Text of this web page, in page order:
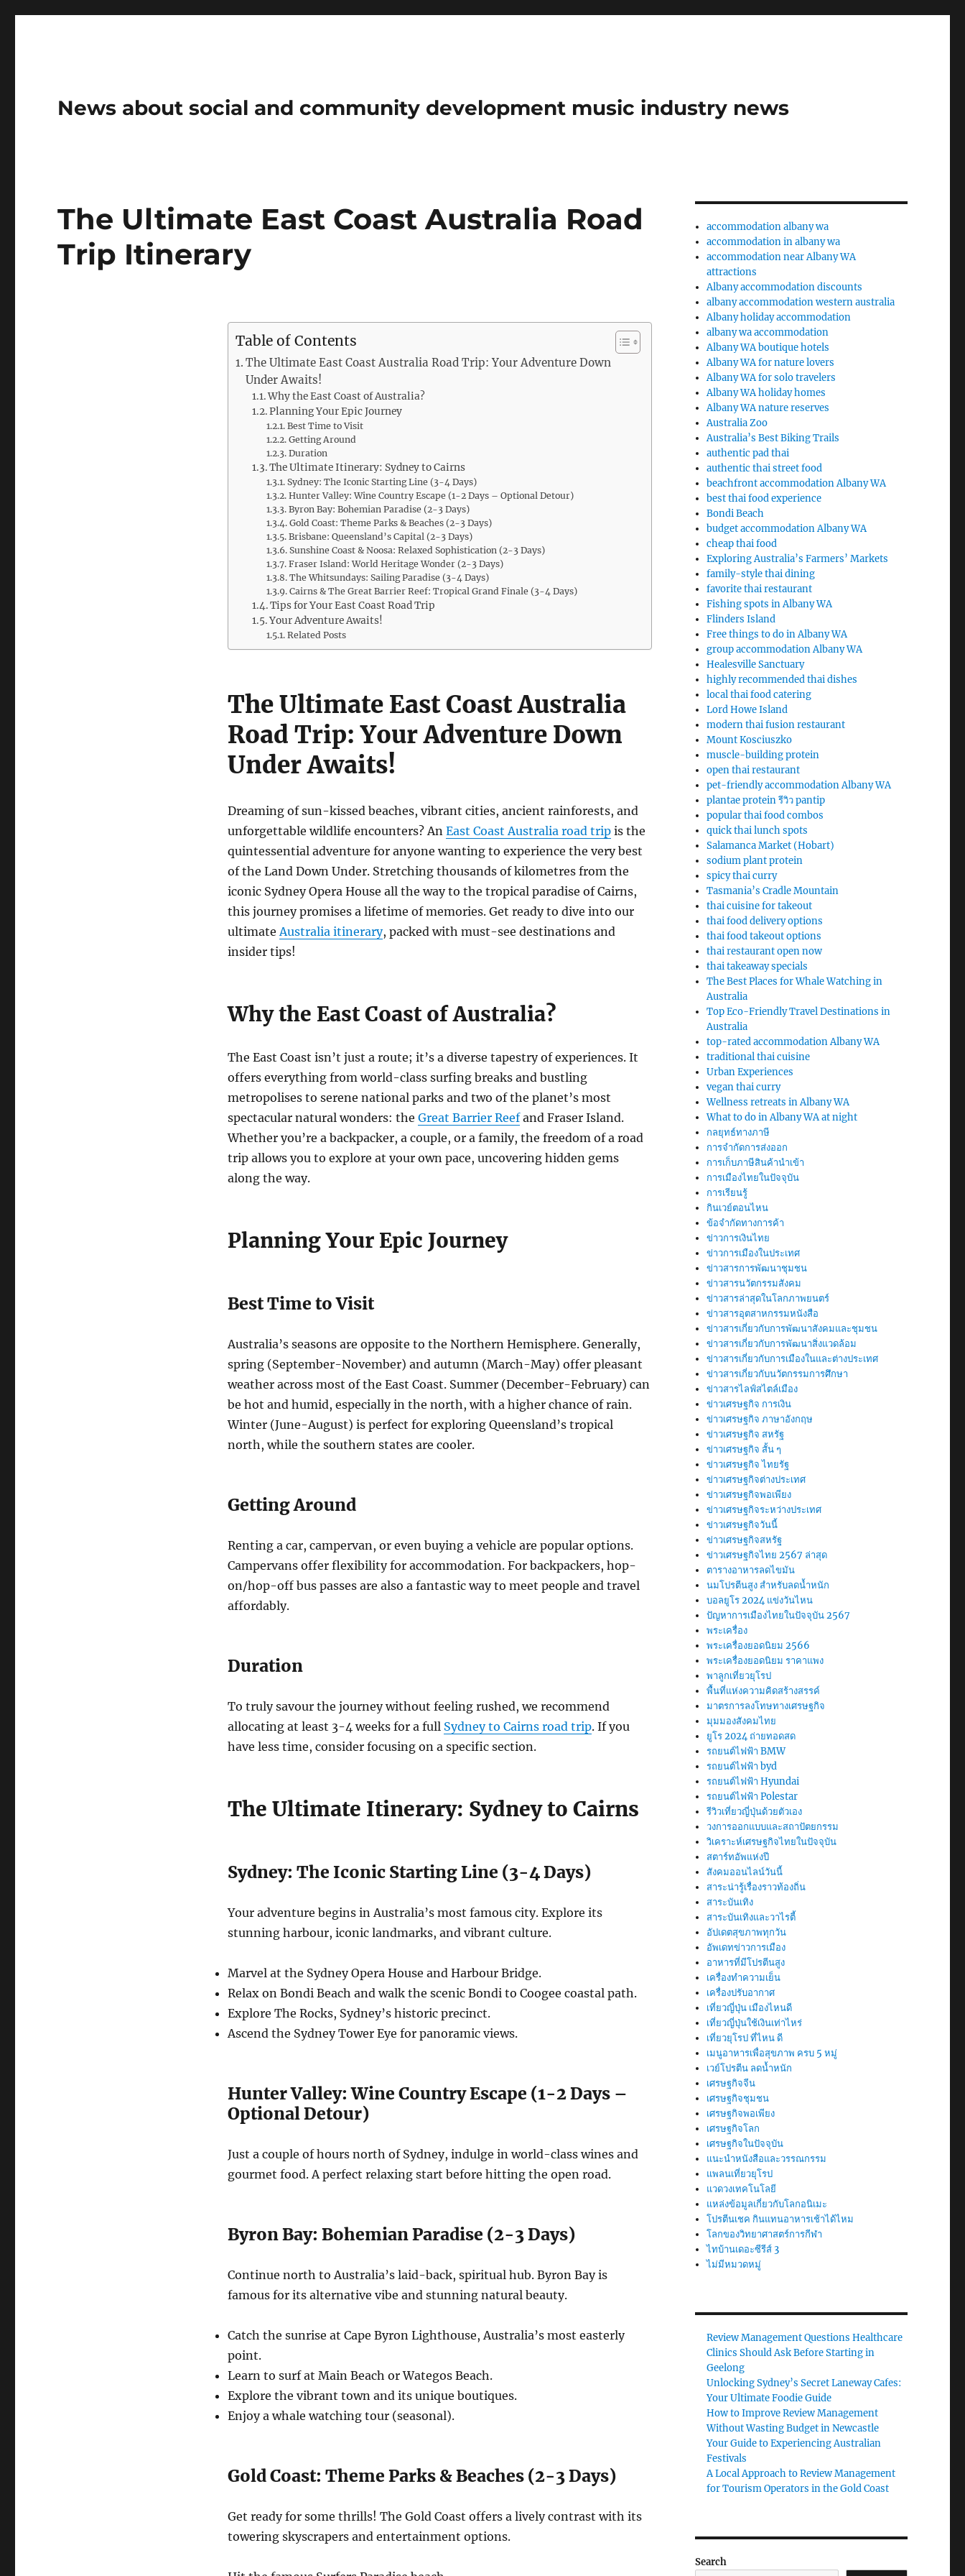
News about social and community development music industry news
The Ultimate East Coast Australia Road
Trip Itinerary
Table of Contents
The Ultimate East Coast Australia Road Trip: Your Adventure Down
Under Awaits!
Why the East Coast of Australia?
Planning Your Epic Journey
Best Time to Visit
Getting Around
Duration
The Ultimate Itinerary: Sydney to Cairns
Sydney: The Iconic Starting Line (3-4 Days)
Hunter Valley: Wine Country Escape (1-2 Days – Optional Detour)
Byron Bay: Bohemian Paradise (2-3 Days)
Gold Coast: Theme Parks & Beaches (2-3 Days)
Brisbane: Queensland’s Capital (2-3 Days)
Sunshine Coast & Noosa: Relaxed Sophistication (2-3 Days)
Fraser Island: World Heritage Wonder (2-3 Days)
The Whitsundays: Sailing Paradise (3-4 Days)
Cairns & The Great Barrier Reef: Tropical Grand Finale (3-4 Days)
Tips for Your East Coast Road Trip
Your Adventure Awaits!
Related Posts
The Ultimate East Coast Australia
Road Trip: Your Adventure Down
Under Awaits!
Dreaming of sun-kissed beaches, vibrant cities, ancient rainforests, and
unforgettable wildlife encounters? An East Coast Australia road tripis the
quintessential adventure for anyone wanting to experience the very best
of the Land Down Under. Stretching thousands of kilometres from the
iconic Sydney Opera House all the way to the tropical paradise of Cairns,
this journey promises a lifetime of memories. Get ready to dive into our
ultimateAustralia itinerary, packed with must-see destinations and
insider tips!
Why the East Coast of Australia?
The East Coast isn’t just a route; it’s a diverse tapestry of experiences. It
offers everything from world-class surfing breaks and bustling
metropolises to serene national parks and two of the planet’s most
spectacular natural wonders: the Great Barrier Reefand Fraser Island.
Whether you’re a backpacker, a couple, or a family, the freedom of a road
trip allows you to explore at your own pace, uncovering hidden gems
along the way.
Planning Your Epic Journey
Best Time to Visit
Australia’s seasons are opposite to the Northern Hemisphere. Generally,
spring (September-November) and autumn (March-May) offer pleasant
weather across most of the East Coast. Summer (December-February) can
be hot and humid, especially in the north, with a higher chance of rain.
Winter (June-August) is perfect for exploring Queensland’s tropical
north, while the southern states are cooler.
Getting Around
Renting a car, campervan, or even buying a vehicle are popular options.
Campervans offer flexibility for accommodation. For backpackers, hop-
on/hop-off bus passes are also a fantastic way to meet people and travel
affordably.
Duration
To truly savour the journey without feeling rushed, we recommend
allocating at least 3-4 weeks for a full Sydney to Cairns road trip. If you
have less time, consider focusing on a specific section.
The Ultimate Itinerary: Sydney to Cairns
Sydney: The Iconic Starting Line (3-4 Days)
Your adventure begins in Australia’s most famous city. Explore its
stunning harbour, iconic landmarks, and vibrant culture.
Marvel at the Sydney Opera House and Harbour Bridge.
Relax on Bondi Beach and walk the scenic Bondi to Coogee coastal path.
Explore The Rocks, Sydney’s historic precinct.
Ascend the Sydney Tower Eye for panoramic views.
Hunter Valley: Wine Country Escape (1-2 Days –
Optional Detour)
Just a couple of hours north of Sydney, indulge in world-class wines and
gourmet food. A perfect relaxing start before hitting the open road.
Byron Bay: Bohemian Paradise (2-3 Days)
Continue north to Australia’s laid-back, spiritual hub. Byron Bay is
famous for its alternative vibe and stunning natural beauty.
Catch the sunrise at Cape Byron Lighthouse, Australia’s most easterly
point.
Learn to surf at Main Beach or Wategos Beach.
Explore the vibrant town and its unique boutiques.
Enjoy a whale watching tour (seasonal).
Gold Coast: Theme Parks & Beaches (2-3 Days)
Get ready for some thrills! The Gold Coast offers a lively contrast with its
towering skyscrapers and entertainment options.
accommodation albany wa
accommodation in albany wa
accommodation near Albany WA
attractions
Albany accommodation discounts
albany accommodation western australia
Albany holiday accommodation
albany wa accommodation
Albany WA boutique hotels
Albany WA for nature lovers
Albany WA for solo travelers
Albany WA holiday homes
Albany WA nature reserves
Australia Zoo
Australia’s Best Biking Trails
authentic pad thai
authentic thai street food
beachfront accommodation Albany WA
best thai food experience
Bondi Beach
budget accommodation Albany WA
cheap thai food
Exploring Australia’s Farmers’ Markets
family-style thai dining
favorite thai restaurant
Fishing spots in Albany WA
Flinders Island
Free things to do in Albany WA
group accommodation Albany WA
Healesville Sanctuary
highly recommended thai dishes
local thai food catering
Lord Howe Island
modern thai fusion restaurant
Mount Kosciuszko
muscle-building protein
open thai restaurant
pet-friendly accommodation Albany WA
plantae protein รีวิว pantip
popular thai food combos
quick thai lunch spots
Salamanca Market (Hobart)
sodium plant protein
spicy thai curry
Tasmania’s Cradle Mountain
thai cuisine for takeout
thai food delivery options
thai food takeout options
thai restaurant open now
thai takeaway specials
The Best Places for Whale Watching in
Australia
Top Eco-Friendly Travel Destinations in
Australia
top-rated accommodation Albany WA
traditional thai cuisine
Urban Experiences
vegan thai curry
Wellness retreats in Albany WA
What to do in Albany WA at night
กลยุทธ์ทางภาษี
การจำกัดการส่งออก
การเก็บภาษีสินค้านำเข้า
การเมืองไทยในปัจจุบัน
การเรียนรู้
กินเวย์ตอนไหน
ข้อจำกัดทางการค้า
ข่าวการเงินไทย
ข่าวการเมืองในประเทศ
ข่าวสารการพัฒนาชุมชน
ข่าวสารนวัตกรรมสังคม
ข่าวสารล่าสุดในโลกภาพยนตร์
ข่าวสารอุตสาหกรรมหนังสือ
ข่าวสารเกี่ยวกับการพัฒนาสังคมและชุมชน
ข่าวสารเกี่ยวกับการพัฒนาสิ่งแวดล้อม
ข่าวสารเกี่ยวกับการเมืองในและต่างประเทศ
ข่าวสารเกี่ยวกับนวัตกรรมการศึกษา
ข่าวสารไลฟ์สไตล์เมือง
ข่าวเศรษฐกิจ การเงิน
ข่าวเศรษฐกิจ ภาษาอังกฤษ
ข่าวเศรษฐกิจ สหรัฐ
ข่าวเศรษฐกิจ สั้น ๆ
ข่าวเศรษฐกิจ ไทยรัฐ
ข่าวเศรษฐกิจต่างประเทศ
ข่าวเศรษฐกิจพอเพียง
ข่าวเศรษฐกิจระหว่างประเทศ
ข่าวเศรษฐกิจวันนี้
ข่าวเศรษฐกิจสหรัฐ
ข่าวเศรษฐกิจไทย 2567 ล่าสุด
ตารางอาหารลดไขมัน
นมโปรตีนสูง สำหรับลดน้ำหนัก
บอลยูโร 2024 แข่งวันไหน
ปัญหาการเมืองไทยในปัจจุบัน 2567
พระเครื่อง
พระเครื่องยอดนิยม 2566
พระเครื่องยอดนิยม ราคาแพง
พาลูกเที่ยวยุโรป
พื้นที่แห่งความคิดสร้างสรรค์
มาตรการลงโทษทางเศรษฐกิจ
มุมมองสังคมไทย
ยูโร 2024 ถ่ายทอดสด
รถยนต์ไฟฟ้า BMW
รถยนต์ไฟฟ้า byd
รถยนต์ไฟฟ้า Hyundai
รถยนต์ไฟฟ้า Polestar
รีวิวเที่ยวญี่ปุ่นด้วยตัวเอง
วงการออกแบบและสถาปัตยกรรม
วิเคราะห์เศรษฐกิจไทยในปัจจุบัน
สตาร์ทอัพแห่งปี
สังคมออนไลน์วันนี้
สาระน่ารู้เรื่องราวท้องถิ่น
สาระบันเทิง
สาระบันเทิงและวาไรตี้
อัปเดตสุขภาพทุกวัน
อัพเดทข่าวการเมือง
อาหารที่มีโปรตีนสูง
เครื่องทำความเย็น
เครื่องปรับอากาศ
เที่ยวญี่ปุ่น เมืองไหนดี
เที่ยวญี่ปุ่นใช้เงินเท่าไหร่
เที่ยวยุโรป ที่ไหน ดี
เมนูอาหารเพื่อสุขภาพ ครบ 5 หมู่
เวย์โปรตีน ลดน้ำหนัก
เศรษฐกิจจีน
เศรษฐกิจชุมชน
เศรษฐกิจพอเพียง
เศรษฐกิจโลก
เศรษฐกิจในปัจจุบัน
แนะนำหนังสือและวรรณกรรม
แพลนเที่ยวยุโรป
แวดวงเทคโนโลยี
แหล่งข้อมูลเกี่ยวกับโลกอนิเมะ
โปรตีนเชค กินแทนอาหารเช้าได้ไหม
โลกของวิทยาศาสตร์การกีฬา
ไทบ้านเดอะซีรีส์ 3
ไม่มีหมวดหมู่
Review Management Questions Healthcare
Clinics Should Ask Before Starting in
Geelong
Unlocking Sydney’s Secret Laneway Cafes:
Your Ultimate Foodie Guide
How to Improve Review Management
Without Wasting Budget in Newcastle
Your Guide to Experiencing Australian
Festivals
A Local Approach to Review Management
for Tourism Operators in the Gold Coast
Search